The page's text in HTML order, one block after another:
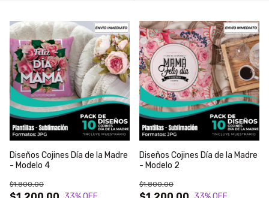
Diseños Cojines Día de la Madre
- Modelo 4
$1.800,00
Diseños Cojines Día de la Madre
- Modelo 2
$1.800,00